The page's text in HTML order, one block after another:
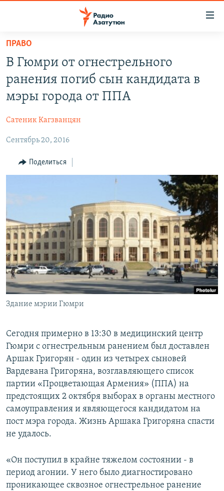
Перейти
основному
содержанию
Перейти
основной
Перейти
поиску
НОВОСТИ
ПОЛИТИКА
ЭКОНОМИКА
РЕГИОН
НАГОРНЫЙ КАРАБАХ
СПОРТ
Հայերեն
English
Русский
Все сайты Радио Азатутюн
ПРАВО
В Гюмри от огнестрельного
ранения погиб сын кандидата в
мэры города от ППА
Сатеник Кагзванцян
Сентябрь 20, 2016
Поделиться
Здание мэрии Гюмри
Сегодня примерно в 13:30 в медицинский центр
Гюмри с огнестрельным ранением был доставлен
Аршак Григорян - один из четырех сыновей
Вардевана Григоряна, возглавляющего список
партии «Процветающая Армения» (ППА) на
предстоящих 2 октября выборах в органы местного
самоуправления и являющегося кандидатом на
пост мэра города. Жизнь Аршака Григоряна спасти
не удалось.
«Он поступил в крайне тяжелом состоянии - в
период агонии. У него было диагностировано
проникающее сквозное огнестрельное ранение